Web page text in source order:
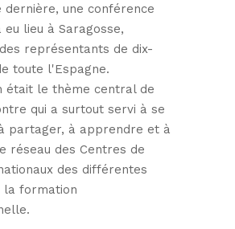
dernière, une conférence
eu lieu à Saragosse,
représentants de dix-
toute l'Espagne.
était le thème central de
qui a surtout servi à se
partager, à apprendre et à
réseau des Centres de
des différentes
la formation